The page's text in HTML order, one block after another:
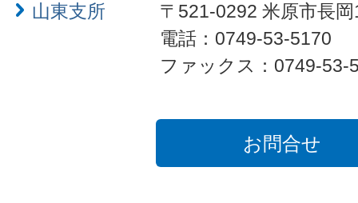
山東支所
〒521-0292 米原市長
電話：0749-53-5170
ファックス：0749-53-
お問合せ